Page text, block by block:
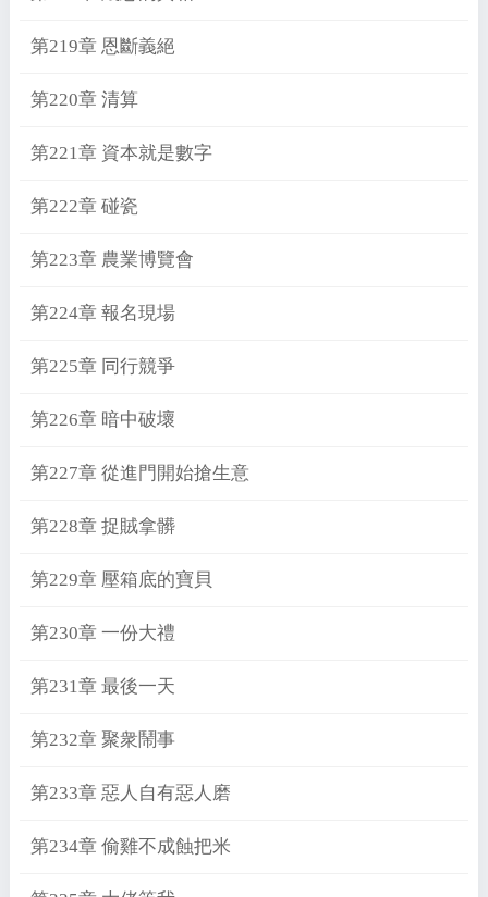
第219章 恩斷義絕
第220章 清算
第221章 資本就是數字
第222章 碰瓷
第223章 農業博覽會
第224章 報名現場
第225章 同行競爭
第226章 暗中破壞
第227章 從進門開始搶生意
第228章 捉賊拿髒
第229章 壓箱底的寶貝
第230章 一份大禮
第231章 最後一天
第232章 聚衆鬧事
第233章 惡人自有惡人磨
第234章 偷雞不成蝕把米